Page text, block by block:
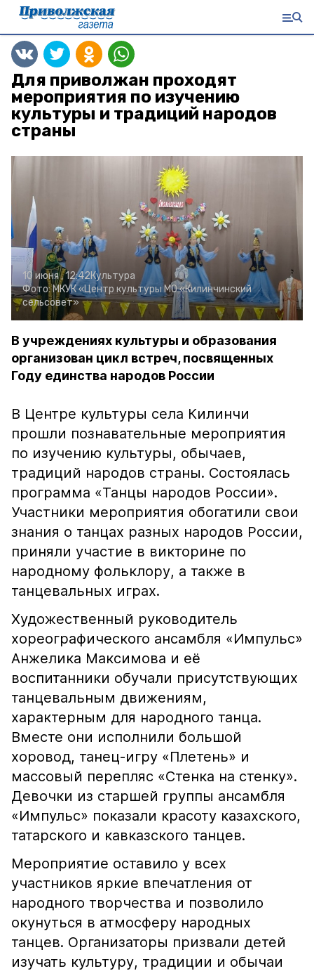
Для приволжан проходят
мероприятия по изучению
культуры и традиций народов
страны
10 июня , 12:42Культура
Фото:МКУК «Центр культуры МО «Килинчинский
сельсовет»
В учреждениях культуры и образования
организован цикл встреч, посвященных
Году единства народов России
В Центре культуры села Килинчи
прошли познавательные мероприятия
по изучению культуры, обычаев,
традиций народов страны. Состоялась
программа «Танцы народов России».
Участники мероприятия обогатили свои
знания о танцах разных народов России,
приняли участие в викторине по
народному фольклору, а также в
танцевальных играх.
Художественный руководитель
хореографического ансамбля «Импульс»
Анжелика Максимова и её
воспитанники обучали присутствующих
танцевальным движениям,
характерным для народного танца.
Вместе они исполнили большой
хоровод, танец-игру «Плетень» и
массовый перепляс «Стенка на стенку».
Девочки из старшей группы ансамбля
«Импульс» показали красоту казахского,
татарского и кавказского танцев.
Мероприятие оставило у всех
участников яркие впечатления от
народного творчества и позволило
окунуться в атмосферу народных
танцев. Организаторы призвали детей
изучать культуру, традиции и обычаи